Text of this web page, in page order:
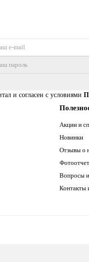
и согласен с условиями
Акции и
Новинки
Отзывы о
Вопросы
Контакты